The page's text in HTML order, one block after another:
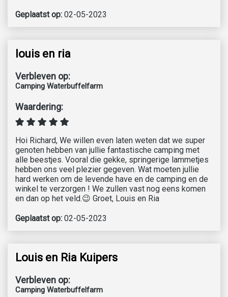
Geplaatst op: 02-05-2023
louis en ria
Verbleven op:
Camping Waterbuffelfarm
Waardering:
Hoi Richard, We willen even laten weten dat we super
genoten hebben van jullie fantastische camping met
alle beestjes. Vooral die gekke, springerige lammetjes
hebben ons veel plezier gegeven. Wat moeten jullie
hard werken om de levende have en de camping en de
winkel te verzorgen ! We zullen vast nog eens komen
en dan op het veld.😉 Groet, Louis en Ria
Geplaatst op: 02-05-2023
Louis en Ria Kuipers
Verbleven op:
Camping Waterbuffelfarm